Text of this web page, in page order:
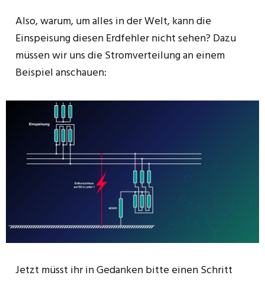
Also, warum, um alles in der Welt, kann die
Einspeisung diesen Erdfehler nicht sehen? Dazu
müssen wir uns die Stromverteilung an einem
Beispiel anschauen:
Jetzt müsst ihr in Gedanken bitte einen Schritt